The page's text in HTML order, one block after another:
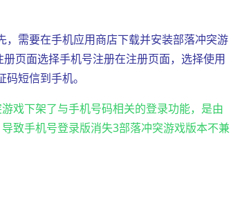
需要在手机应用商店下载并安装部落冲突游
页面选择手机号注册在注册页面，选择使用
短信到手机。
戏下架了与手机号码相关的登录功能，是由
致手机号登录版消失3部落冲突游戏版本不兼